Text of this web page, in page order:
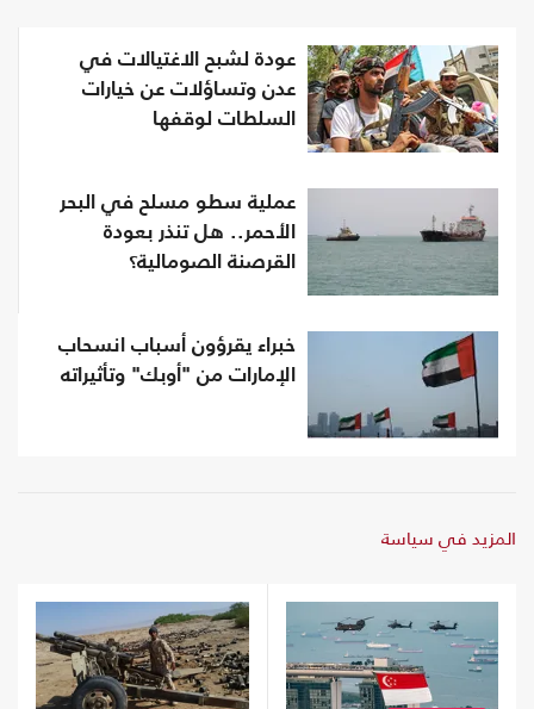
عودة لشبح الاغتيالات في
عدن وتساؤلات عن خيارات
السلطات لوقفها
عملية سطو مسلح في البحر
الأحمر.. هل تنذر بعودة
القرصنة الصومالية؟
خبراء يقرؤون أسباب انسحاب
الإمارات من "أوبك" وتأثيراته
المزيد في سياسة